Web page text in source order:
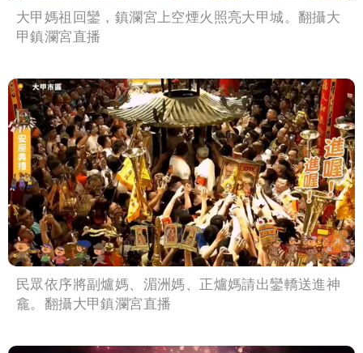
大甲媽祖回鑾，鎮瀾宮上空煙火照亮大甲城。翻攝大
甲鎮瀾宮直播
民眾依序將副爐媽、湄洲媽、正爐媽請出鑾轎送進神
龕。翻攝大甲鎮瀾宮直播